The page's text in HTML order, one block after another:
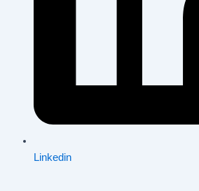
Linkedin